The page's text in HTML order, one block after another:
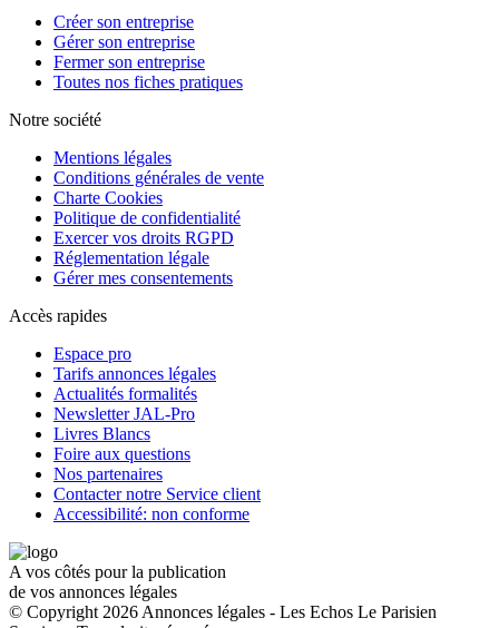
Créer son entreprise
Gérer son entreprise
Fermer son entreprise
Toutes nos fiches pratiques
Notre société
Mentions légales
Conditions générales de vente
Charte Cookies
Politique de confidentialité
Exercer vos droits RGPD
Réglementation légale
Gérer mes consentements
Accès rapides
Espace pro
Tarifs annonces légales
Actualités formalités
Newsletter JAL-Pro
Livres Blancs
Foire aux questions
Nos partenaires
Contacter notre Service client
Accessibilité: non conforme
A vos côtés pour la publication
de vos annonces légales
© Copyright 2026 Annonces légales - Les Echos Le Parisien